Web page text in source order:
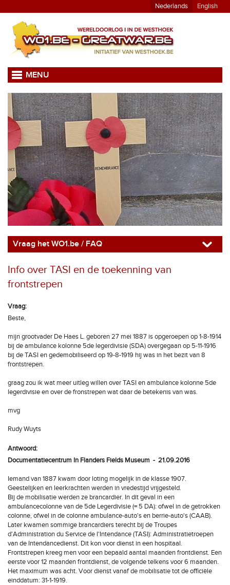
Nederlands English
MENU
Vraag het WO1.be / FAQ
Info over TASI en de toekenning van
frontstrepen
Vraag:
Beste,
mijn grootvader De Haes L. geboren 27 mei 1887 is opgeroepen op 1-8-1914
bij de ambulance kolonne 5de legerdivisie (SDA) overgegaan op 5-11-1916
bij de TASI en gedemobiliseerd op 19-8-1919 hij was in het bezit van 8
frontstrepen.
graag zou ik wat meer uitleg willen over TASI en ambulance kolonne 5de
legerdivisie en over de fronstrepen wat daar de betekenis van was.
mvg
Rudy Wuyts
Antwoord:
Documentatiecentrum In Flanders Fields Museum - 21.09.2016
Iemand van 1887 kwam door loting mogelijk in de klasse 1907.
Geestelijken en leerkrachten werden in vredestijd vrijgesteld.
Bij de mobilisatie werden ze brancardier. In dit geval in een
ambulancecolonne van de 5de Legerdivisie (= 5 DA): ofwel in de getrokken
colonne, ofwel in de colonne ambulance-auto's en berrie-auto's (CAAB).
Later kwamen sommige brancardiers terecht bij de Troupes
d'Administration du Service de l'Intendance (TASI): Administratietroepen
van de Intendancedienst. Dit kon voor dienst in een hospitaal.
Frontstrepen kreeg men voor een bepaald aantal maanden frontdienst. Een
eerste voor 12 maanden frontdienst, de volgende telkens voor 6 maanden.
Het maximum was acht. Voor dienst vanaf de mobilisatie tot de officiële
einddatum: 31-1-1919.